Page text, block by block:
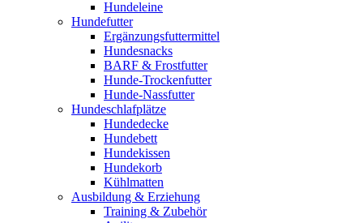
Hundeleine
Hundefutter
Ergänzungsfuttermittel
Hundesnacks
BARF & Frostfutter
Hunde-Trockenfutter
Hunde-Nassfutter
Hundeschlafplätze
Hundedecke
Hundebett
Hundekissen
Hundekorb
Kühlmatten
Ausbildung & Erziehung
Training & Zubehör